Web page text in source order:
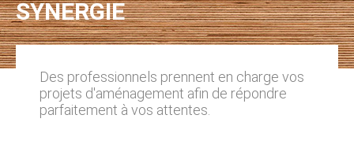
SYNERGIE
Des professionnels prennent en charge vos
projets d'aménagement afin de répondre
parfaitement à vos attentes.